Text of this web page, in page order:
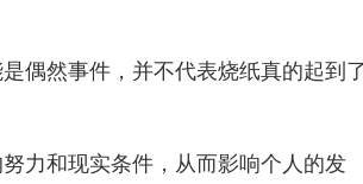
偶然事件，并不代表烧纸真的起到
力和现实条件，从而影响个人的发